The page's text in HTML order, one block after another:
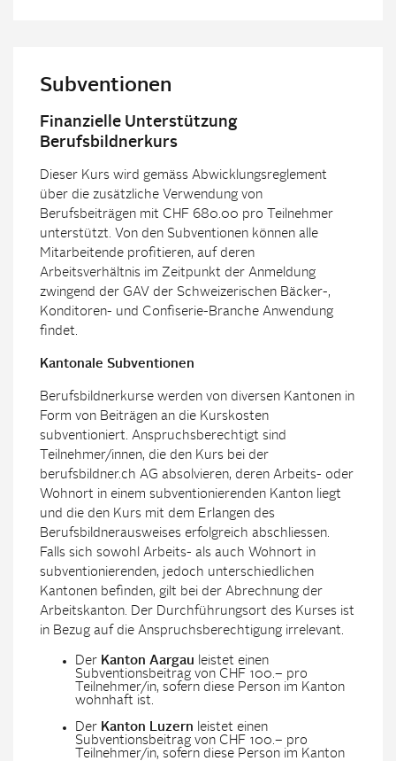
Subventionen
Finanzielle Unterstützung
Berufsbildnerkurs
Dieser Kurs wird gemäss Abwicklungsreglement
über die zusätzliche Verwendung von
Berufsbeiträgen mit CHF 680.00 pro Teilnehmer
unterstützt. Von den Subventionen können alle
Mitarbeitende profitieren, auf deren
Arbeitsverhältnis im Zeitpunkt der Anmeldung
zwingend der GAV der Schweizerischen Bäcker-,
Konditoren- und Confiserie-Branche Anwendung
findet.
Kantonale Subventionen
Berufsbildnerkurse werden von diversen Kantonen in
Form von Beiträgen an die Kurskosten
subventioniert. Anspruchsberechtigt sind
Teilnehmer/innen, die den Kurs bei der
berufsbildner.ch AG absolvieren, deren Arbeits- oder
Wohnort in einem subventionierenden Kanton liegt
und die den Kurs mit dem Erlangen des
Berufsbildnerausweises erfolgreich abschliessen.
Falls sich sowohl Arbeits- als auch Wohnort in
subventionierenden, jedoch unterschiedlichen
Kantonen befinden, gilt bei der Abrechnung der
Arbeitskanton. Der Durchführungsort des Kurses ist
in Bezug auf die Anspruchsberechtigung irrelevant.
Der Kanton Aargau leistet einen
Subventionsbeitrag von CHF 100.– pro
Teilnehmer/in, sofern diese Person im Kanton
wohnhaft ist.
Der Kanton Luzern leistet einen
Subventionsbeitrag von CHF 100.– pro
Teilnehmer/in, sofern diese Person im Kanton